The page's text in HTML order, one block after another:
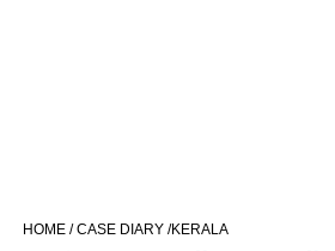
HOME /CASE DIARY /KERALA